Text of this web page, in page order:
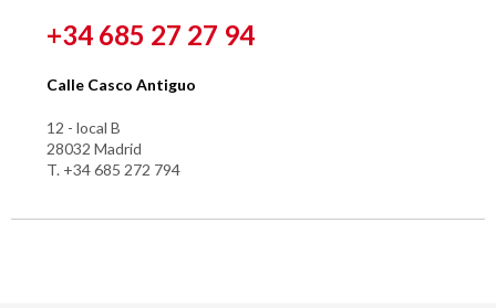
+34 685 27 27 94
Calle Casco Antiguo
12 - local B
28032 Madrid
T. +34 685 272 794